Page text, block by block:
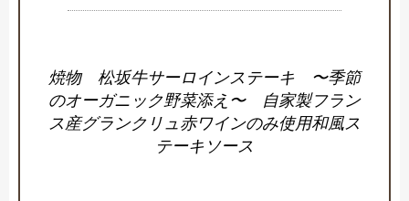
焼物 松坂牛サーロインステーキ 〜季節
のオーガニック野菜添え〜 自家製フラン
ス産グランクリュ赤ワインのみ使用和風ス
テーキソース